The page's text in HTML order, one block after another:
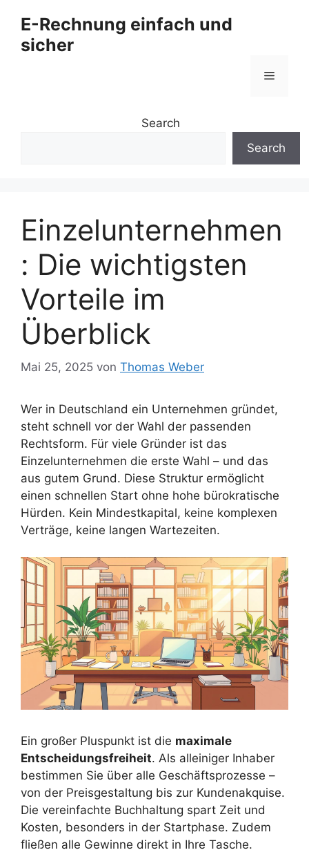
Inhalt
springen
E-Rechnung einfach und
sicher
Menü
Search
Search
Einzelunternehmen
: Die wichtigsten
Vorteile im
Überblick
Mai 25, 2025 von Thomas Weber
Wer in Deutschland ein Unternehmen gründet,
steht schnell vor der Wahl der passenden
Rechtsform. Für viele Gründer ist das
Einzelunternehmen die erste Wahl – und das
aus gutem Grund. Diese Struktur ermöglicht
einen schnellen Start ohne hohe bürokratische
Hürden. Kein Mindestkapital, keine komplexen
Verträge, keine langen Wartezeiten.
Ein großer Pluspunkt ist die maximale
Entscheidungsfreiheit. Als alleiniger Inhaber
bestimmen Sie über alle Geschäftsprozesse –
von der Preisgestaltung bis zur Kundenakquise.
Die vereinfachte Buchhaltung spart Zeit und
Kosten, besonders in der Startphase. Zudem
fließen alle Gewinne direkt in Ihre Tasche.